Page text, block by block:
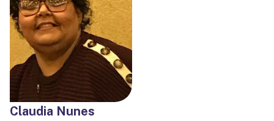
Claudia Nunes